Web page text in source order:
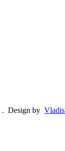
. Design by